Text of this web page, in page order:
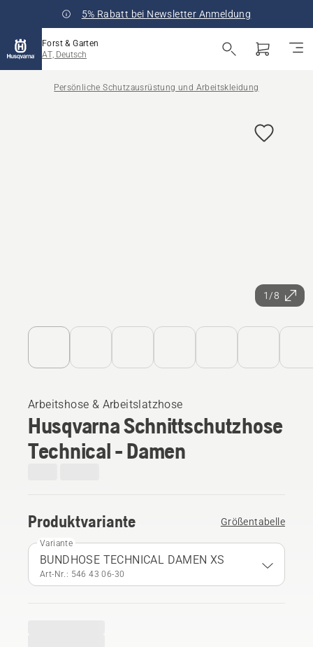
5% Rabatt bei Newsletter Anmeldung
Forst & Garten
AT, Deutsch
Persönliche Schutzausrüstung und Arbeitskleidung
1/8
Arbeitshose & Arbeitslatzhose
Husqvarna Schnittschutzhose
Technical - Damen
Produktvariante Größentabelle
Variante
BUNDHOSE TECHNICAL DAMEN XS
Art-Nr.: 546 43 06‑30